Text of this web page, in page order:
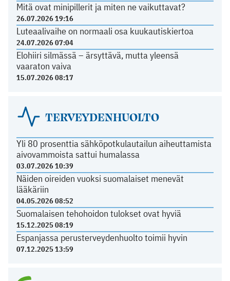
Mitä ovat minipillerit ja miten ne vaikuttavat?
26.07.2026 19:16
Luteaalivaihe on normaali osa kuukautiskiertoa
24.07.2026 07:04
Elohiiri silmässä – ärsyttävä, mutta yleensä
vaaraton vaiva
15.07.2026 08:17
TERVEYDENHUOLTO
Yli 80 prosenttia sähköpotkulautailun aiheuttamista
aivovammoista sattui humalassa
03.07.2026 10:39
Näiden oireiden vuoksi suomalaiset menevät
lääkäriin
04.05.2026 08:52
Suomalaisen tehohoidon tulokset ovat hyviä
15.12.2025 08:19
Espanjassa perusterveydenhuolto toimii hyvin
07.12.2025 13:59